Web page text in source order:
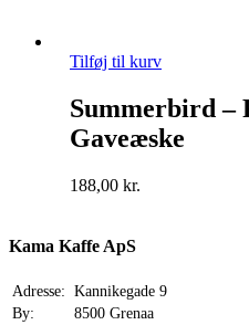
Tilføj til kurv
Summerbird –
Gaveæske
188,00 kr.
Kama Kaffe ApS
Adresse: Kannikegade 9
By:
8500 Grenaa